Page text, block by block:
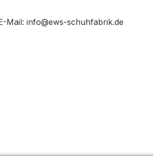
Mail: info@ews-schuhfabrik.de